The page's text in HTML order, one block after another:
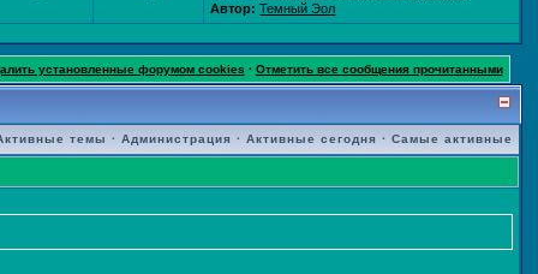
Автор: Темный Эол
установленные форумом cookies · Отметить все сообщения прочитанными
темы ·Администрация ·Активные сегодня ·Самые активные